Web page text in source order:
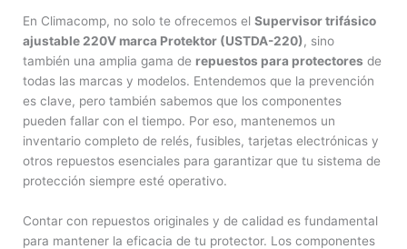
En Climacomp, no solo te ofrecemos el Supervisor trifásico
ajustable 220V marca Protektor (USTDA-220), sino
también una amplia gama de repuestos para protectores de
todas las marcas y modelos. Entendemos que la prevención
es clave, pero también sabemos que los componentes
pueden fallar con el tiempo. Por eso, mantenemos un
inventario completo de relés, fusibles, tarjetas electrónicas y
otros repuestos esenciales para garantizar que tu sistema de
protección siempre esté operativo.
Contar con repuestos originales y de calidad es fundamental
para mantener la eficacia de tu protector. Los componentes